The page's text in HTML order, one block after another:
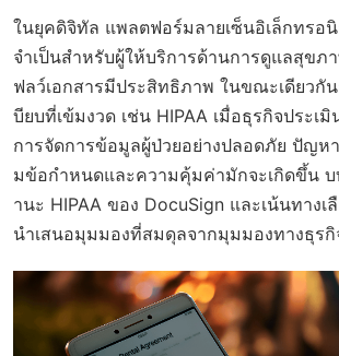
ในยุคดิจิทัล แพลตฟอร์มลายเซ็นอิเล็กทรอนิ
จำเป็นสำหรับผู้ให้บริการด้านการดูแลสุขภ
ฟลว์เอกสารมีประสิทธิภาพ ในขณะเดียวกั
บียบที่เข้มงวด เช่น HIPAA เมื่อธุรกิจประเ
การจัดการข้อมูลผู้ป่วยอย่างปลอดภัย ปัญห
มข้อกำหนดและความคุ้มค่ามักจะเกิดขึ้น
านะ HIPAA ของ DocuSign และเน้นทางเ
นำเสนอมุมมองที่สมดุลจากมุมมองทางธุรกิ